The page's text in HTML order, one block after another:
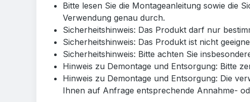
Bitte lesen Sie die Montageanleitung sowie die
Verwendung genau durch.
Sicherheitshinweis: Das Produkt darf nur
Sicherheitshinweis: Das Produkt ist nicht
Sicherheitshinweis: Bitte achten Sie
Hinweis zu Demontage und Entsorgung: Bitte
Hinweis zu Demontage und Entsorgung: Die
Ihnen auf Anfrage entsprechende Annahme-